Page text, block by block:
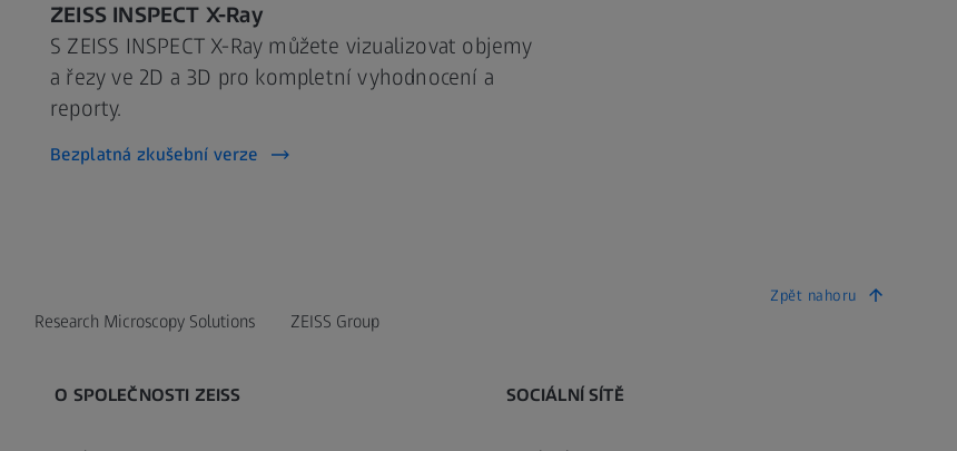
ZEISS INSPECT X-Ray
S ZEISS INSPECT X-Ray můžete vizualizovat objemy
a řezy ve 2D a 3D pro kompletní vyhodnocení a
reporty.
Bezplatná zkušební verze
Zpět nahoru
Research Microscopy Solutions ZEISS Group
O SPOLEČNOSTI ZEISS SOCIÁLNÍ SÍTĚ